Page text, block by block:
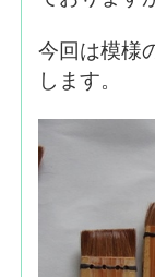
今回は模様
します。